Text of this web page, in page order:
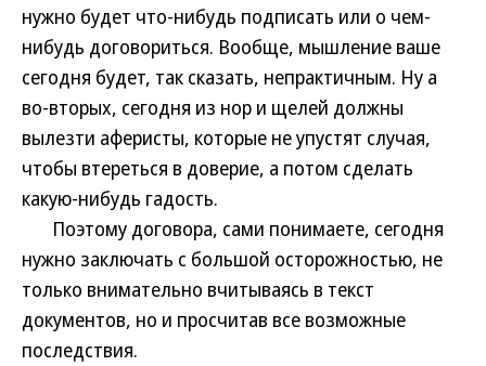
нужно будет что-нибудь подписать или о чем-
нибудь договориться. Вообще, мышление ваше
сегодня будет, так сказать, непрактичным. Ну а
во-вторых, сегодня из нор и щелей должны
вылезти аферисты, которые не упустят случая,
чтобы втереться в доверие, а потом сделать
какую-нибудь гадость.
Поэтому договора, сами понимаете, сегодня
нужно заключать с большой осторожностью, не
только внимательно вчитываясь в текст
документов, но и просчитав все возможные
последствия.